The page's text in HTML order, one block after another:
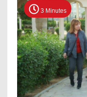
3 Minutes